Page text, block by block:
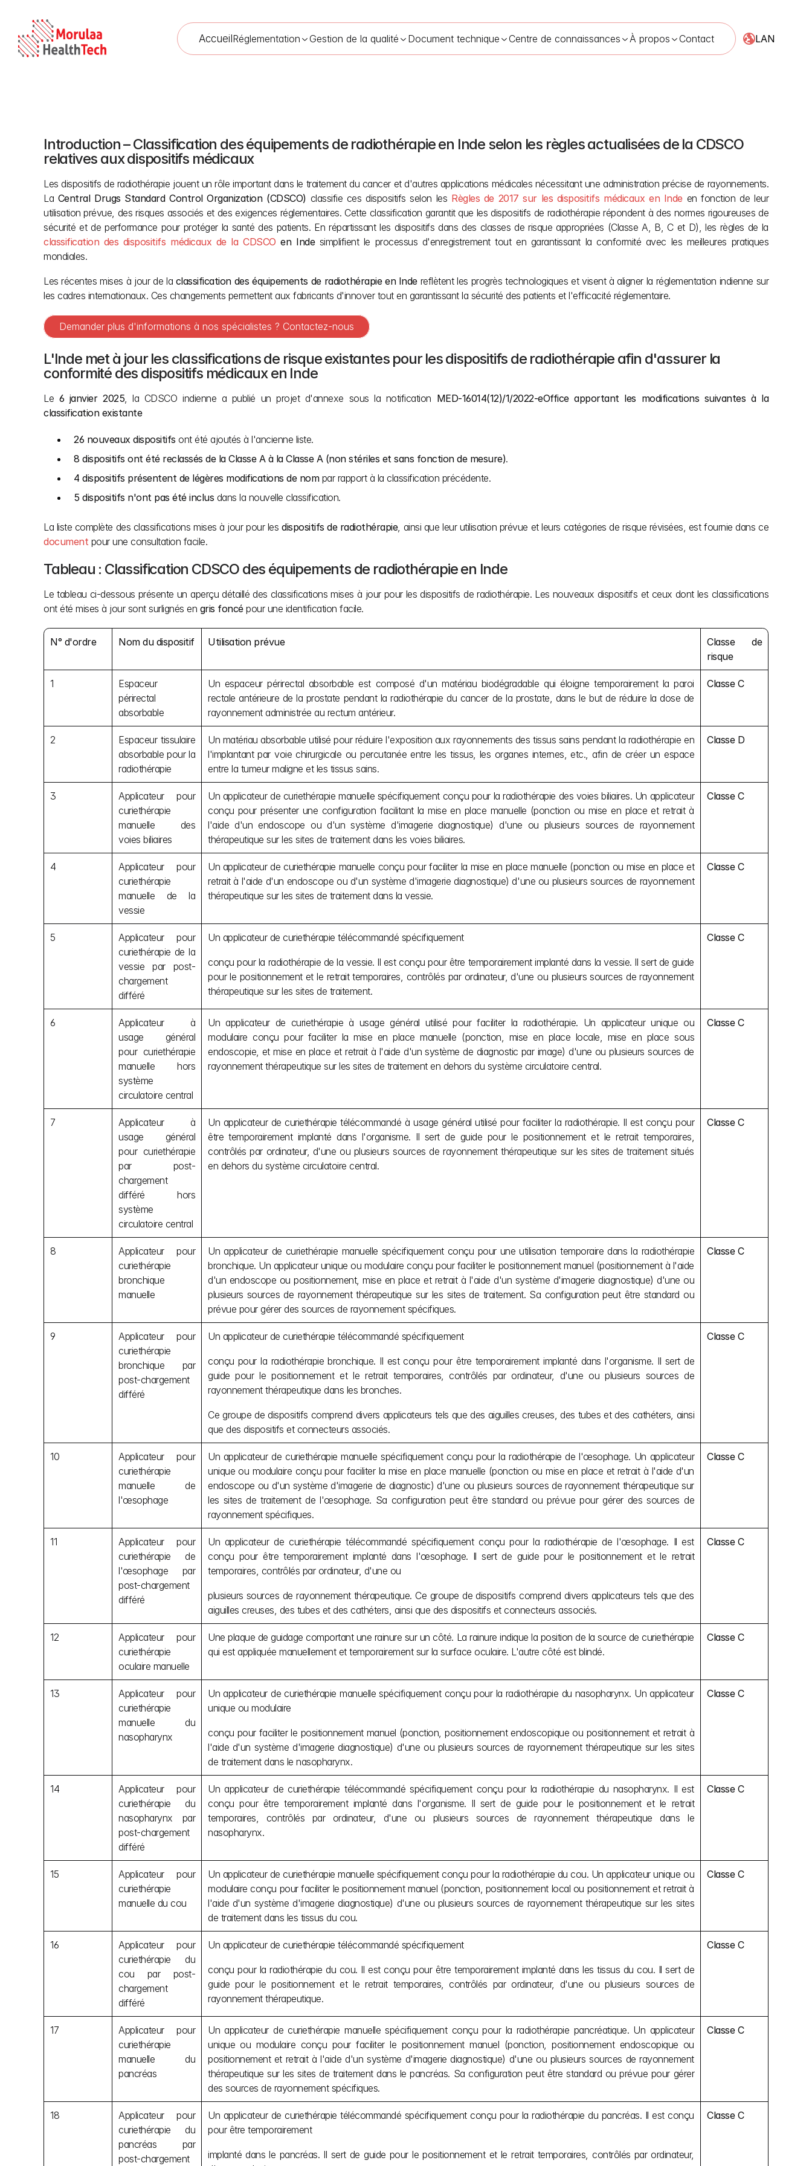
AccueilRéglementation Gestion de la qualité Document technique Centre de connaissances À propos Contact LAN
Classification des dispositifs médicaux CDSCO en Inde : équipements de radiothérapie 2 mai 2026
Introduction – Classification des équipements de radiothérapie en Inde selon les règles actualisées de la CDSCO
relatives aux dispositifs médicaux
Les dispositifs de radiothérapie jouent un rôle important dans le traitement du cancer et d'autres applications médicales nécessitant une administration précise de rayonnements.
La Central Drugs Standard Control Organization (CDSCO) classifie ces dispositifs selon les Règles de 2017 sur les dispositifs médicaux en Inde en fonction de leur
utilisation prévue, des risques associés et des exigences réglementaires. Cette classification garantit que les dispositifs de radiothérapie répondent à des normes rigoureuses de
classification des dispositifs médicaux de la CDSCO en Inde simplifient le processus d'enregistrement tout en garantissant la conformité avec les meilleures pratiques
mondiales.
Les récentes mises à jour de la classification des équipements de radiothérapie en Inde reflètent les progrès technologiques et visent à aligner la réglementation indienne sur
les cadres internationaux. Ces changements permettent aux fabricants d'innover tout en garantissant la sécurité des patients et l'efficacité réglementaire.
Demander plus d'informations à nos spécialistes ? Contactez-nous
L'Inde met à jour les classifications de risque existantes pour les dispositifs de radiothérapie afin d'assurer la
conformité des dispositifs médicaux en Inde
Le 6 janvier 2025, la CDSCO indienne a publié un projet d'annexe sous la notification MED-16014(12)/1/2022-eOffice apportant les modifications suivantes à la
classification existante
26 nouveaux dispositifs ont été ajoutés à l'ancienne liste.
8 dispositifs ont été reclassés de la Classe A à la Classe A (non stériles et sans fonction de mesure).
4 dispositifs présentent de légères modifications de nom par rapport à la classification précédente.
5 dispositifs n'ont pas été inclus dans la nouvelle classification.
La liste complète des classifications mises à jour pour les dispositifs de radiothérapie
document pour une consultation facile.
Tableau : Classification CDSCO des équipements de radiothérapie en Inde
Le tableau ci-dessous présente un aperçu détaillé des classifications mises à jour pour les dispositifs de radiothérapie. Les nouveaux dispositifs et ceux dont les classifications
ont été mises à jour sont surlignés en gris foncé pour une identification facile.
N° d'ordre Nom du dispositif Utilisation prévue
Classe de
risque
1
Espaceur
périrectal
absorbable
Un espaceur périrectal absorbable est composé d'un matériau biodégradable qui éloigne temporairement la paroi
rectale antérieure de la prostate pendant la radiothérapie du cancer de la prostate, dans le but de réduire la dose de
rayonnement administrée au rectum antérieur.
Classe C
2
Espaceur tissulaire
absorbable pour la
radiothérapie
Un matériau absorbable utilisé pour réduire l'exposition aux rayonnements des tissus sains pendant la radiothérapie en
l'implantant par voie chirurgicale ou percutanée entre les tissus, les organes internes, etc., afin de créer un espace
entre la tumeur maligne et les tissus sains.
Classe D
3
Applicateur pour
curiethérapie
manuelle des
voies biliaires
Un applicateur de curiethérapie manuelle spécifiquement conçu pour la radiothérapie des voies biliaires. Un applicateur
conçu pour présenter une configuration facilitant la mise en place manuelle (ponction ou mise en place et retrait à
l'aide d'un endoscope ou d'un système d'imagerie diagnostique) d'une ou plusieurs sources de rayonnement
thérapeutique sur les sites de traitement dans les voies biliaires.
Classe C
4
Applicateur pour
curiethérapie
manuelle de la
vessie
Un applicateur de curiethérapie manuelle conçu pour faciliter la mise en place manuelle (ponction ou mise en place et
retrait à l'aide d'un endoscope ou d'un système d'imagerie diagnostique) d'une ou plusieurs sources de rayonnement
thérapeutique sur les sites de traitement dans la vessie.
Classe C
5
Applicateur pour
curiethérapie de la
vessie par post-
chargement
différé
Un applicateur de curiethérapie télécommandé spécifiquement
conçu pour la radiothérapie de la vessie. Il est conçu pour être temporairement implanté dans la vessie. Il sert de guide
pour le positionnement et le retrait temporaires, contrôlés par ordinateur, d'une ou plusieurs sources de rayonnement
thérapeutique sur les sites de traitement.
Classe C
6
Applicateur à
usage général
pour curiethérapie
manuelle hors
système
circulatoire central
Un applicateur de curiethérapie à usage général utilisé pour faciliter la radiothérapie. Un applicateur unique ou
modulaire conçu pour faciliter la mise en place manuelle (ponction, mise en place locale, mise en place sous
endoscopie, et mise en place et retrait à l'aide d'un système de diagnostic par image) d'une ou plusieurs sources de
rayonnement thérapeutique sur les sites de traitement en dehors du système circulatoire central.
Classe C
7
Applicateur à
usage général
pour curiethérapie
par post-
chargement
différé hors
système
circulatoire central
Un applicateur de curiethérapie télécommandé à usage général utilisé pour faciliter la radiothérapie. Il est conçu pour
être temporairement implanté dans l'organisme. Il sert de guide pour le positionnement et le retrait temporaires,
contrôlés par ordinateur, d'une ou plusieurs sources de rayonnement thérapeutique sur les sites de traitement situés
en dehors du système circulatoire central.
Classe C
8
Applicateur pour
curiethérapie
bronchique
manuelle
Un applicateur de curiethérapie manuelle spécifiquement conçu pour une utilisation temporaire dans la radiothérapie
bronchique. Un applicateur unique ou modulaire conçu pour faciliter le positionnement manuel (positionnement à l'aide
d'un endoscope ou positionnement, mise en place et retrait à l'aide d'un système d'imagerie diagnostique) d'une ou
plusieurs sources de rayonnement thérapeutique sur les sites de traitement. Sa configuration peut être standard ou
prévue pour gérer des sources de rayonnement spécifiques.
Classe C
9
Applicateur pour
curiethérapie
bronchique par
post-chargement
différé
Un applicateur de curiethérapie télécommandé spécifiquement
conçu pour la radiothérapie bronchique. Il est conçu pour être temporairement implanté dans l'organisme. Il sert de
guide pour le positionnement et le retrait temporaires, contrôlés par ordinateur, d'une ou plusieurs sources de
rayonnement thérapeutique dans les bronches.
Ce groupe de dispositifs comprend divers applicateurs tels que des aiguilles creuses, des tubes et des cathéters, ainsi
que des dispositifs et connecteurs associés.
Classe C
10
Applicateur pour
curiethérapie
manuelle de
l'œsophage
Un applicateur de curiethérapie manuelle spécifiquement conçu pour la radiothérapie de l'œsophage. Un applicateur
unique ou modulaire conçu pour faciliter la mise en place manuelle (ponction ou mise en place et retrait à l'aide d'un
endoscope ou d'un système d'imagerie de diagnostic) d'une ou plusieurs sources de rayonnement thérapeutique sur
les sites de traitement de l'œsophage. Sa configuration peut être standard ou prévue pour gérer des sources de
rayonnement spécifiques.
Classe C
11
Applicateur pour
curiethérapie de
l'œsophage par
post-chargement
différé
Un applicateur de curiethérapie télécommandé spécifiquement conçu pour la radiothérapie de l'œsophage. Il est
conçu pour être temporairement implanté dans l'œsophage. Il sert de guide pour le positionnement et le retrait
temporaires, contrôlés par ordinateur, d'une ou
plusieurs sources de rayonnement thérapeutique. Ce groupe de dispositifs comprend divers applicateurs tels que des
aiguilles creuses, des tubes et des cathéters, ainsi que des dispositifs et connecteurs associés.
Classe C
12
Applicateur pour
curiethérapie
oculaire manuelle
Une plaque de guidage comportant une rainure sur un côté. La rainure indique la position de la source de curiethérapie
qui est appliquée manuellement et temporairement sur la surface oculaire. L'autre côté est blindé.
Classe C
13
Applicateur pour
curiethérapie
manuelle du
nasopharynx
Un applicateur de curiethérapie manuelle spécifiquement conçu pour la radiothérapie du nasopharynx. Un applicateur
unique ou modulaire
conçu pour faciliter le positionnement manuel (ponction, positionnement endoscopique ou positionnement et retrait à
l'aide d'un système d'imagerie diagnostique) d'une ou plusieurs sources de rayonnement thérapeutique sur les sites
de traitement dans le nasopharynx.
Classe C
14
Applicateur pour
curiethérapie du
nasopharynx par
post-chargement
différé
Un applicateur de curiethérapie télécommandé spécifiquement conçu pour la radiothérapie du nasopharynx. Il est
conçu pour être temporairement implanté dans l'organisme. Il sert de guide pour le positionnement et le retrait
temporaires, contrôlés par ordinateur, d'une ou plusieurs sources de rayonnement thérapeutique dans le
nasopharynx.
Classe C
15
Applicateur pour
curiethérapie
manuelle du cou
Un applicateur de curiethérapie manuelle spécifiquement conçu pour la radiothérapie du cou. Un applicateur unique ou
modulaire conçu pour faciliter le positionnement manuel (ponction, positionnement local ou positionnement et retrait à
l'aide d'un système d'imagerie diagnostique) d'une ou plusieurs sources de rayonnement thérapeutique sur les sites
de traitement dans les tissus du cou.
Classe C
16
Applicateur pour
curiethérapie du
cou par post-
chargement
différé
Un applicateur de curiethérapie télécommandé spécifiquement
conçu pour la radiothérapie du cou. Il est conçu pour être temporairement implanté dans les tissus du cou. Il sert de
guide pour le positionnement et le retrait temporaires, contrôlés par ordinateur, d'une ou plusieurs sources de
rayonnement thérapeutique.
Classe C
17
Applicateur pour
curiethérapie
manuelle du
pancréas
Un applicateur de curiethérapie manuelle spécifiquement conçu pour la radiothérapie pancréatique. Un applicateur
unique ou modulaire conçu pour faciliter le positionnement manuel (ponction, positionnement endoscopique ou
positionnement et retrait à l'aide d'un système d'imagerie diagnostique) d'une ou plusieurs sources de rayonnement
thérapeutique sur les sites de traitement dans le pancréas. Sa configuration peut être standard ou prévue pour gérer
des sources de rayonnement spécifiques.
Classe C
18
Applicateur pour
curiethérapie du
pancréas par
post-chargement
Un applicateur de curiethérapie télécommandé spécifiquement conçu pour la radiothérapie du pancréas. Il est conçu
pour être temporairement
implanté dans le pancréas. Il sert de guide pour le positionnement et le retrait temporaires, contrôlés par ordinateur,
Classe C